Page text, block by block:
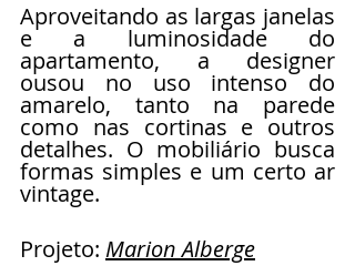
Aproveitando as largas janelas
e a luminosidade do
apartamento, a designer
ousou no uso intenso do
amarelo, tanto na parede
como nas cortinas e outros
detalhes. O mobiliário busca
formas simples e um certo ar
vintage.
Projeto: Marion Alberge